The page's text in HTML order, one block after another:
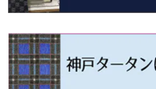
H18/1～H24/5（前期）
H24/5～R1/10（後期）
エスティマ・ハイブリッド
H18/6～H24/5（前期）
H24/5～R1/10（後期）
オーリス
H24/8～H30/3 180系
カムリ
R4/11～ 10系
H11/1～H14/11 S15
H24/12～R3/10 TB17
ジューク
H22/6～R2/6 F15
スカイライン
H13/6～H18/11 V35
スカイライン・クロスオーバー
H14/2～ SG/SH/SJ/SK系
プレオ
H22/4～H30/3 L275/285
プレオプラス
H24/12～H29/5 LA300/310
レヴォーグ
H25/9～ DG16T
デミオ
H19/7～R1/7 DE/DJ系
ビアンテ
H20/7～30/3 CC系
ファミリア バン
H28/4～R5/12 M700系
ミラ
H18/12～ L275/285
ミラ・イース
H23/9～ LA300系
ミラ・ココア
H10/1～H14/1 JB33/43W
H14/1～ JB43/74W
スイフト/スイフトスポーツ
H22/9～ スイフト
H23/12～
スペーシア/スペーシアカスタム/スペーシアギア
H25/3～R5/11
スペーシアベース
H24/7～H29/1 BHGY51
デリカＤ：２
H23/3～ MB系
デリカＤ：３
H23/10～H31/4 BM20 7人乗
デリカＤ：５
H25/11～ JH1・JH2・JH3・JH4
S660
H27/4～R3/12 JW5
WR-V
R6/3～ DG5
ZR-V
H27/7～ 3CC/3CD系
H24/4～R3/4 16C系
ポロ
H21/10～H30/3 6RC系
H30/3～ AW系
R1/6～
Ｓクラス
H25/10～R3/10
Ｖクラス
H27/4～